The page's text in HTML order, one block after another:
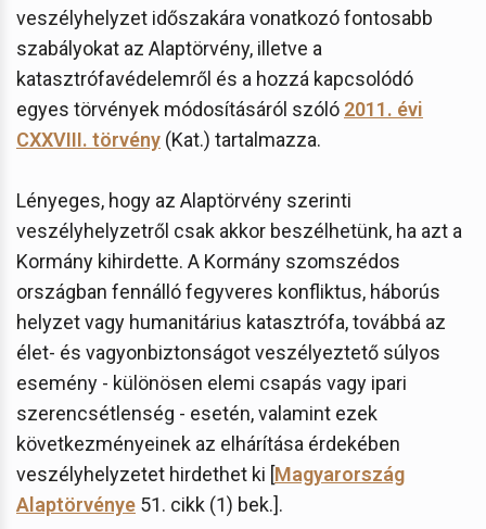
veszélyhelyzet időszakára vonatkozó fontosabb
szabályokat az Alaptörvény, illetve a
katasztrófavédelemről és a hozzá kapcsolódó
egyes törvények módosításáról szóló 2011. évi
CXXVIII. törvény (Kat.) tartalmazza.
Lényeges, hogy az Alaptörvény szerinti
veszélyhelyzetről csak akkor beszélhetünk, ha azt a
Kormány kihirdette. A Kormány szomszédos
országban fennálló fegyveres konfliktus, háborús
helyzet vagy humanitárius katasztrófa, továbbá az
élet- és vagyonbiztonságot veszélyeztető súlyos
esemény - különösen elemi csapás vagy ipari
szerencsétlenség - esetén, valamint ezek
következményeinek az elhárítása érdekében
veszélyhelyzetet hirdethet ki [Magyarország
Alaptörvénye 51. cikk (1) bek.].